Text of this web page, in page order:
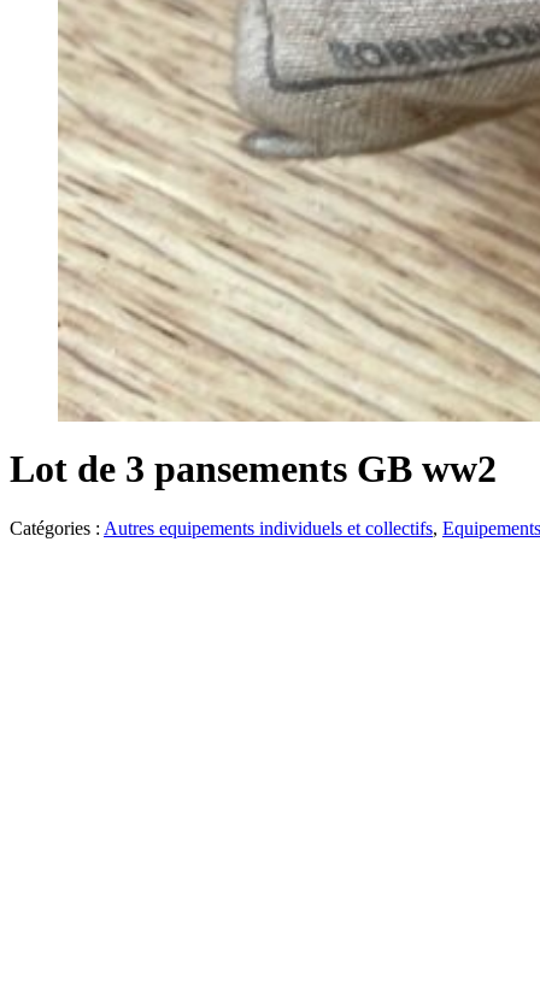
Lot de 3 pansements GB ww2
Catégories : Autres equipements individuels et collectifs, Equipements